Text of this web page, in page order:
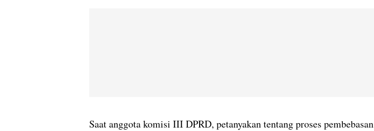
Saat anggota komisi III DPRD, petanyakan tentang proses pembebasan